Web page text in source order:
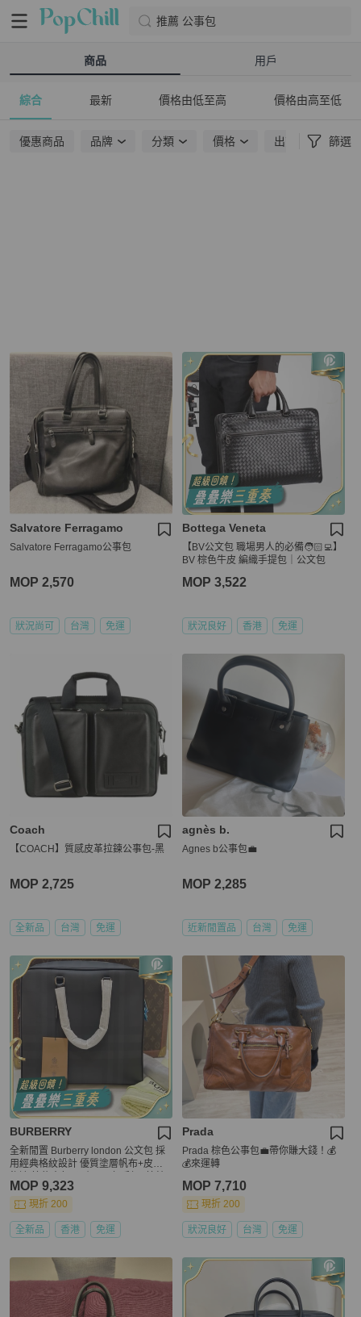
推薦 公事包
商品 用戶
綜合 最新 價格由低至高 價格由高至低
優惠商品 品牌 分類 價格 出貨地點 篩選
Salvatore Ferragamo
Salvatore Ferragamo公事包
MOP 2,570
狀況尚可 台灣 免運
Bottega Veneta
【BV公文包 職場男人的必備🧑🏻‍💻】
BV 棕色牛皮 編織手提包｜公文包
MOP 3,522
狀況良好 香港 免運
Coach
【COACH】質感皮革拉鍊公事包-黑
MOP 2,725
全新品 台灣 免運
agnès b.
Agnes b公事包💼
MOP 2,285
近新閒置品 台灣 免運
BURBERRY
全新閒置 Burberry london 公文包 採
用經典格紋設計 優質塗層帆布+皮革
MOP 9,323
現折 200
全新品 香港 免運
Prada
Prada 棕色公事包💼帶你賺大錢！💰
💰來運轉
MOP 7,710
現折 200
狀況良好 台灣 免運